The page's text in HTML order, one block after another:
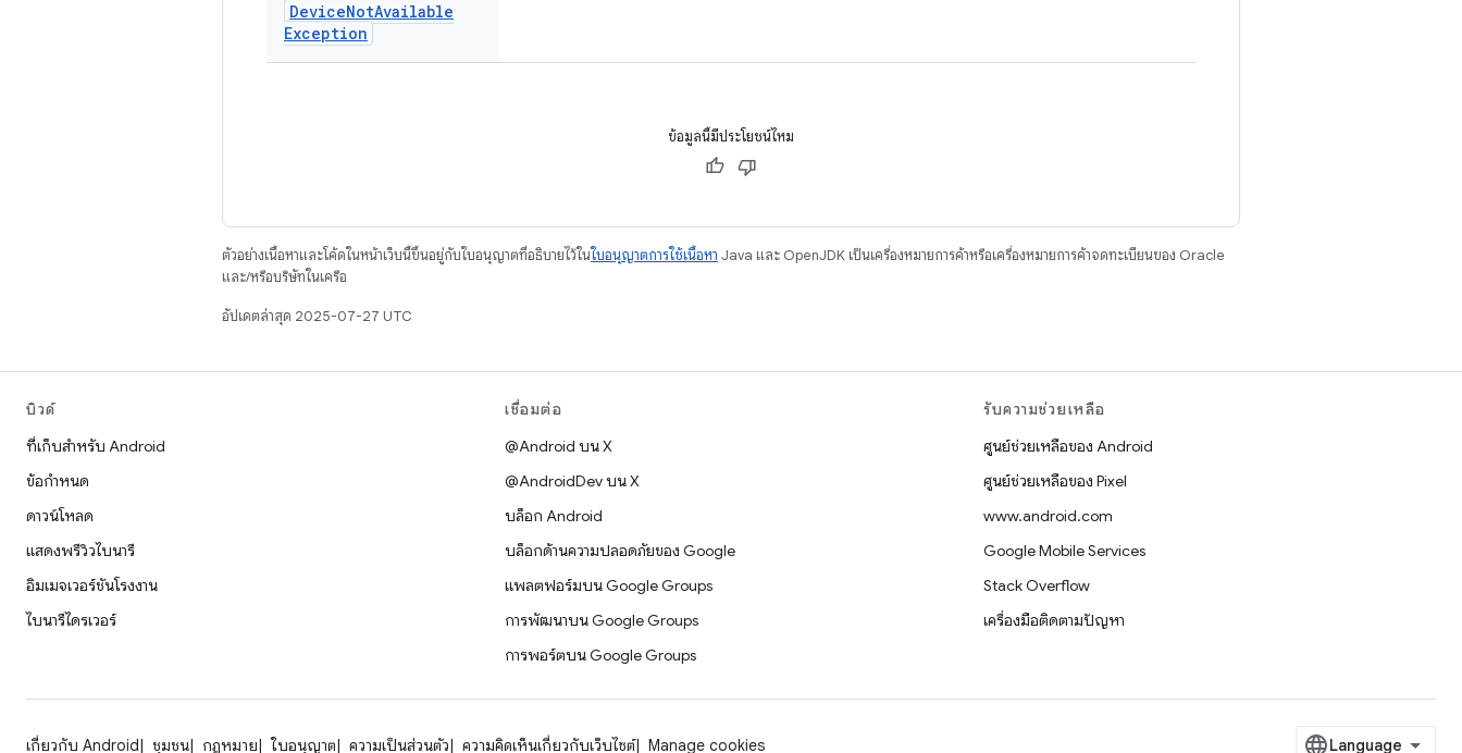
DeviceNotAvailable
Exception
ข้อมูลนี้มีประโยชน์ไหม
ตัวอย่างเนื้อหาและโค้ดในหน้าเว็บนี้ขึ้นอยู่กับใบอนุญาตที่อธิบายไว้ในใบอนุญาตการใช้เนื้อหา Java และ OpenJDK เป็นเครื่องหมายการค้าหรือเครื่องหมายการค้าจดทะเบียนของ Oracle
และ/หรือบริษัทในเครือ
อัปเดตล่าสุด 2025-07-27 UTC
บิวด์
ที่เก็บสำหรับ Android
ข้อกำหนด
ดาวน์โหลด
แสดงพรีวิวไบนารี
อิมเมจเวอร์ชันโรงงาน
ไบนารีไดรเวอร์
เชื่อมต่อ
@Android บน X
@AndroidDev บน X
บล็อก Android
บล็อกด้านความปลอดภัยของ Google
แพลตฟอร์มบน Google Groups
การพัฒนาบน Google Groups
การพอร์ตบน Google Groups
รับความช่วยเหลือ
ศูนย์ช่วยเหลือของ Android
ศูนย์ช่วยเหลือของ Pixel
www.android.com
Google Mobile Services
Stack Overflow
เครื่องมือติดตามปัญหา
เกี่ยวกับ Android ชุมชน กฎหมาย ใบอนุญาต ความเป็นส่วนตัว ความคิดเห็นเกี่ยวกับเว็บไซต์ Manage cookies